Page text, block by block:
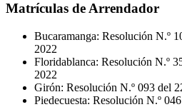
Matrículas de Arrendador
Bucaramanga: Resolución N.º
2022
Floridablanca: Resolución N.º
2022
Girón: Resolución N.º 093 del
Piedecuesta: Resolución N.º